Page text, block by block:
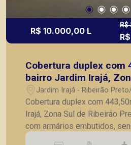
R$ 10.000,00 L
R$
Cobertura duplex com
bairro Jardim Irajá,
Ribeirão Preto/SP.
Jardim Irajá - Ribeirão
Cobertura duplex com
Irajá, Zona Sul de Ribeirão Preto/SP.
com armários embutidos,
com hidromassagem; -